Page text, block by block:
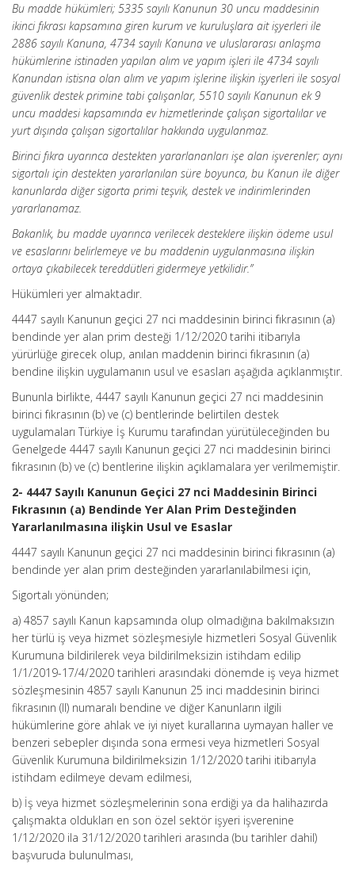
Bu madde hükümleri; 5335 sayılı Kanunun 30 uncu maddesinin
ikinci fıkrası kapsamına giren kurum ve kuruluşlara ait işyerleri ile
2886 sayılı Kanuna, 4734 sayılı Kanuna ve uluslararası anlaşma
hükümlerine istinaden yapılan alım ve yapım işleri ile 4734 sayılı
Kanundan istisna olan alım ve yapım işlerine ilişkin işyerleri ile sosyal
güvenlik destek primine tabi çalışanlar, 5510 sayılı Kanunun ek 9
uncu maddesi kapsamında ev hizmetlerinde çalışan sigortalılar ve
yurt dışında çalışan sigortalılar hakkında uygulanmaz.
Birinci fıkra uyarınca destekten yararlananları işe alan işverenler; aynı
sigortalı için destekten yararlanılan süre boyunca, bu Kanun ile diğer
kanunlarda diğer sigorta primi teşvik, destek ve indirimlerinden
yararlanamaz.
Bakanlık, bu madde uyarınca verilecek desteklere ilişkin ödeme usul
ve esaslarını belirlemeye ve bu maddenin uygulanmasına ilişkin
ortaya çıkabilecek tereddütleri gidermeye yetkilidir.”
Hükümleri yer almaktadır.
4447 sayılı Kanunun geçici 27 nci maddesinin birinci fıkrasının (a)
bendinde yer alan prim desteği 1/12/2020 tarihi itibarıyla
yürürlüğe girecek olup, anılan maddenin birinci fıkrasının (a)
bendine ilişkin uygulamanın usul ve esasları aşağıda açıklanmıştır.
Bununla birlikte, 4447 sayılı Kanunun geçici 27 nci maddesinin
birinci fıkrasının (b) ve (c) bentlerinde belirtilen destek
uygulamaları Türkiye İş Kurumu tarafından yürütüleceğinden bu
Genelgede 4447 sayılı Kanunun geçici 27 nci maddesinin birinci
fıkrasının (b) ve (c) bentlerine ilişkin açıklamalara yer verilmemiştir.
2- 4447 Sayılı Kanunun Geçici 27 nci Maddesinin Birinci
Fıkrasının (a) Bendinde Yer Alan Prim Desteğinden
Yararlanılmasına ilişkin Usul ve Esaslar
4447 sayılı Kanunun geçici 27 nci maddesinin birinci fıkrasının (a)
bendinde yer alan prim desteğinden yararlanılabilmesi için,
Sigortalı yönünden;
a) 4857 sayılı Kanun kapsamında olup olmadığına bakılmaksızın
her türlü iş veya hizmet sözleşmesiyle hizmetleri Sosyal Güvenlik
Kurumuna bildirilerek veya bildirilmeksizin istihdam edilip
1/1/2019-17/4/2020 tarihleri arasındaki dönemde iş veya hizmet
sözleşmesinin 4857 sayılı Kanunun 25 inci maddesinin birinci
fikrasının (II) numaralı bendine ve diğer Kanunların ilgili
hükümlerine göre ahlak ve iyi niyet kurallarına uymayan haller ve
benzeri sebepler dışında sona ermesi veya hizmetleri Sosyal
Güvenlik Kurumuna bildirilmeksizin 1/12/2020 tarihi itibarıyla
istihdam edilmeye devam edilmesi,
b) İş veya hizmet sözleşmelerinin sona erdiği ya da halihazırda
çalışmakta oldukları en son özel sektör işyeri işverenine
1/12/2020 ila 31/12/2020 tarihleri arasında (bu tarihler dahil)
başvuruda bulunulması,